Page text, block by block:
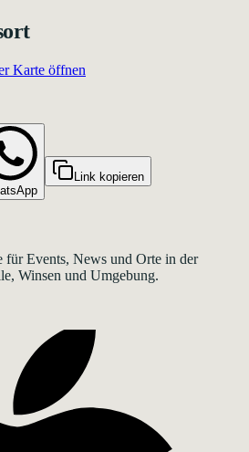
Karte öffnen
Link kopieren
für Events, News und Orte in der
Winsen und Umgebung.